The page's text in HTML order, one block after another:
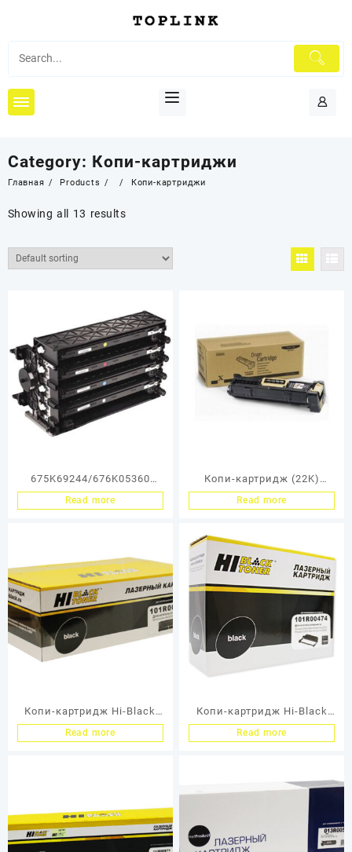
содержимому
Category: Копи-картриджи
Главная Products Копи-картриджи
Showing all 13 results
675K69244/676K05360
Модуль ксерографии (30K)
Read more
Копи-картридж (22K)
XEROX WC 5016/5020/B
Read more
Копи-картридж Hi-Black
(HB-101R00432) для Xerox
Read more
Копи-картридж Hi-Black
(HB-101R00474) для Xerox
Read more